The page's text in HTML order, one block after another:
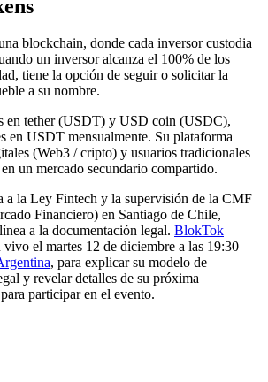
blockchain, donde cada inversor custodia
un inversor alcanza el 100% de los
tiene la opción de seguir o solicitar la
a su nombre.
en tether (USDT) y USD coin (USDC),
en USDT mensualmente. Su plataforma
(Web3 / cripto) y usuarios tradicionales
un mercado secundario compartido.
a la Ley Fintech y la supervisión de la CMF
Financiero) en Santiago de Chile,
a la documentación legal. BlokTok
vivo el martes 12 de diciembre a las 19:30
, para explicar su modelo de
y revelar detalles de su próxima
participar en el evento.